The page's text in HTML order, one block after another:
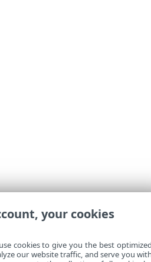
your cookies
cookies to give you the best
our website traffic, and serve you